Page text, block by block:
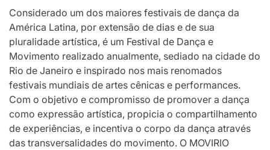
Considerado um dos maiores festivais de dança da
América Latina, por extensão de dias e de sua
pluralidade artística, é um Festival de Dança e
Movimento realizado anualmente, sediado na cidade do
Rio de Janeiro e inspirado nos mais renomados
festivais mundiais de artes cênicas e performances.
Com o objetivo e compromisso de promover a dança
como expressão artística, propicia o compartilhamento
de experiências, e incentiva o corpo da dança através
das transversalidades do movimento. O MOVIRIO